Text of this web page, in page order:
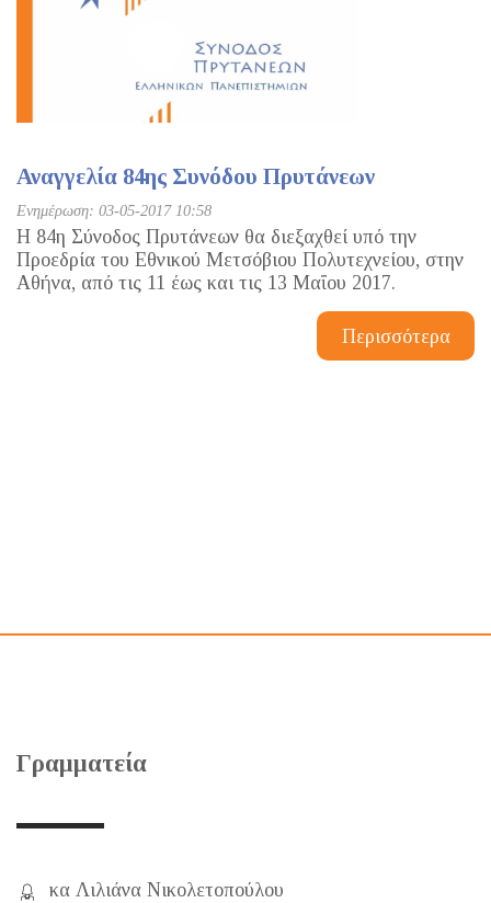
Αναγγελία 84ης Συνόδου Πρυτάνεων
Ενημέρωση: 03-05-2017 10:58
Η 84η Σύνοδος Πρυτάνεων θα διεξαχθεί υπό την
Προεδρία του Εθνικού Μετσόβιου Πολυτεχνείου, στην
Αθήνα, από τις 11 έως και τις 13 Μαΐου 2017.
Περισσότερα
Γραμματεία
κα Λιλιάνα Νικολετοπούλου